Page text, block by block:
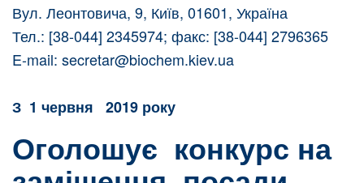
Вул. Леонтовича, 9, Київ, 01601, Україна
Тел.: [38-044] 2345974; факс: [38-044] 2796365
E-mail: secretar@biochem.kiev.ua
З 1 червня 2019 року
Оголошує конкурс на